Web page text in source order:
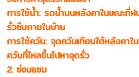
การใช้น้ำ: รดน้ำบนหลังคาในขณะที่
รั่วซึมภายในบ้าน
การใช้ควัน: จุดควันเทียนใต้หลังคา
ควันที่ไหลขึ้นไปหาจุดรั่ว
2. ซ่อมแซม